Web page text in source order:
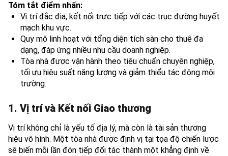
Tóm tắt điểm nhấn:
Vị trí đắc địa, kết nối trực tiếp với các trục đường huyết
mạch khu vực.
Quy mô linh hoạt với tổng diện tích sàn cho thuê đa
dạng, đáp ứng nhiều nhu cầu doanh nghiệp.
Tòa nhà được vận hành theo tiêu chuẩn chuyên nghiệp,
tối ưu hiệu suất năng lượng và giảm thiểu tác động môi
trường.
1. Vị trí và Kết nối Giao thương
Vị trí không chỉ là yếu tố địa lý, mà còn là tài sản thương
hiệu vô hình. Một tòa nhà được định vị tại tọa độ chiến lược
sẽ biến mỗi lần đón tiếp đối tác thành một khẳng định về